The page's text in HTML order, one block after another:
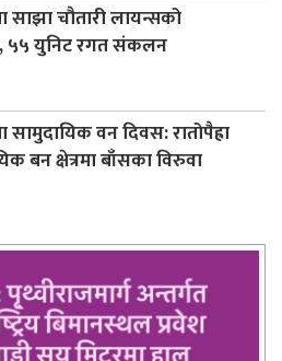
साझा चौतारी लायन्सको
५५ युनिट रगत संकलन
सामुदायिक वन दिवस: रातोपैह्रा
बन क्षेत्रमा बाँसका विरुवा